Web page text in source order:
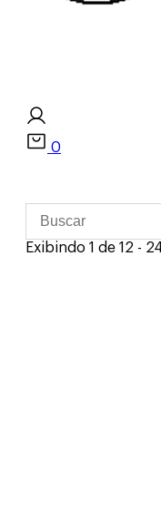
0
Exibindo 1 de 12 -